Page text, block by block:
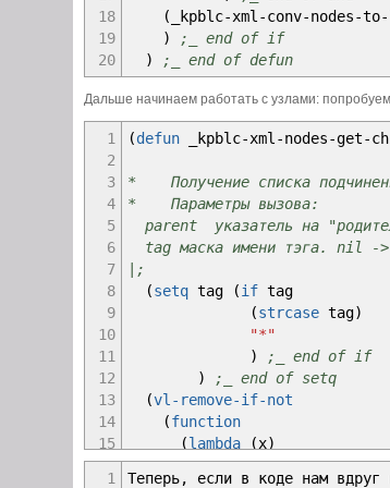
102
103
104
106
107
108
109
110
111
112
113
114
115
116
117
118
119
120
121
122
123
) ;_ end of vl-catch-all-
res
)
;_ end of defun
_kpblc conv to-
* Функция преобразования
* Параметры вызова:
* ent_value значение, которое
* быть именем примитива,
* списком.
* Если не принадлежит ни
* возвращается nil
* Примеры вызова:
(_kpblc-conv-ent-to-ename
(_kpblc-conv-ent-to-ename
;; "_kpblc-conv-ent-to-
cond
= (type ent_value
(vlax-vla-object->ename
)
18
19
20
(
_kpblc-xml -conv-nodes-to-
)
;_ end of if
)
;_ end of defun
Дальше начинаем работать с узлами:
1
2
3
4
5
6
7
8
9
10
11
12
13
14
15
16
(defun _kpblc-xml -nodes-get-
* Получение списка
* Параметры вызова:
parent указатель на
tag маска имени тэга. nil -
|;
(setq tag (if tag
(strcase tag)
"*"
)
;_ end of if
)
;_ end of setq
(vl-remove-if-not
(function
(lambda (x)
(wcmatch
1 Теперь, если в коде нам вдруг